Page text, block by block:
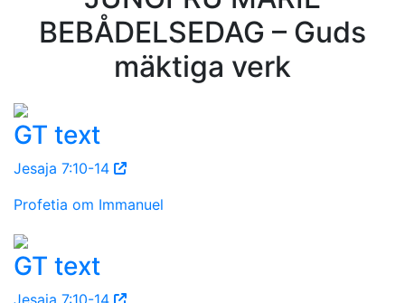
BEBÅDELSEDAG – Guds
mäktiga verk
GT text
Jesaja 7:10-14
Profetia om Immanuel
GT text
Jesaja 7:10-14